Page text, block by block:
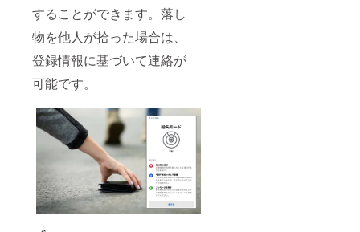
することができます。落し
物を他人が拾った場合は、
登録情報に基づいて連絡が
可能です。